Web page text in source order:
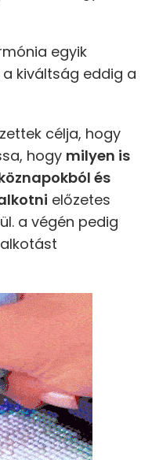
egyik
kiváltság eddig a
célja, hogy
hogy milyen is
és
előzetes
a végén pedig